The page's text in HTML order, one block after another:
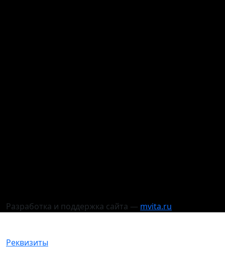
Разработка и поддержка сайта — mvita.ru
Реквизиты